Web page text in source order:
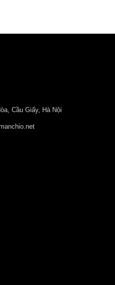
Cầu Giấy, Hà Nội